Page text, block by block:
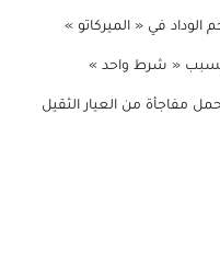
في « الميركاتو »
بسبب « شرط واحد »
مفاجأة من العيار الثقيل